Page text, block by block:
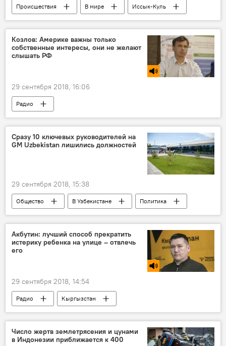
Происшествия В мире
Иссык-Куль
Реджеп Тайип Эрдоган
Козлов: Америке важны только
собственные интересы, они не желают
слышать РФ
29 сентября 2018, 16:06
Радио
Сразу 10 ключевых руководителей на
GM Uzbekistan лишились должностей
29 сентября 2018, 15:38
Общество В Узбекистане Политика
Акбутин: лучший способ прекратить
истерику ребенка на улице – отвлечь
его
29 сентября 2018, 14:54
Радио Кыргызстан
Число жертв землетрясения и цунами
в Индонезии приближается к 400